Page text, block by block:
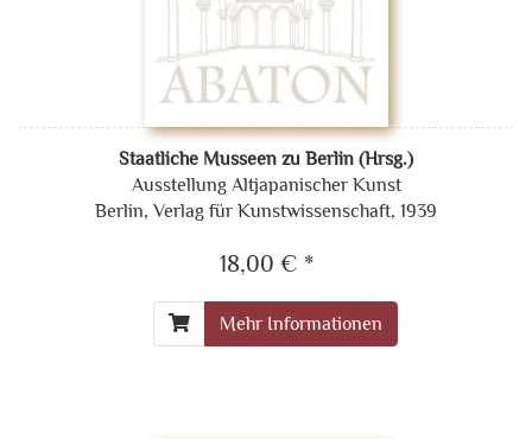
Staatliche Musseen zu Berlin (Hrsg.)
Ausstellung Altjapanischer Kunst
Berlin, Verlag für Kunstwissenschaft, 1939
18,00 € *
Mehr Informationen